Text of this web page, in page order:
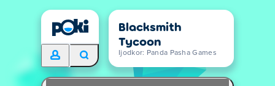
Blacksmith
Tycoon
Ijodkor: Panda Pasha Games